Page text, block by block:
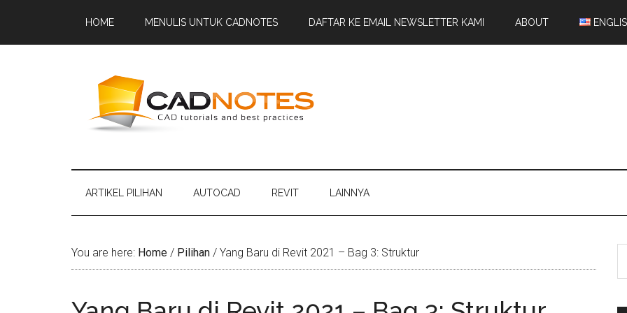
HOME MENULIS UNTUK CADNOTES DAFTAR KE EMAIL NEWSLETTER KAMI ABOUT
ARTIKEL PILIHAN AUTOCAD REVIT LAINNYA
You are here: Home / Pilihan / Yang Baru di Revit 2021 – Bag 3: Struktur